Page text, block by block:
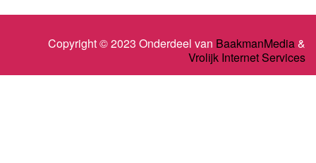
Copyright © 2023 Onderdeel van BaakmanMedia&
Vrolijk Internet Services